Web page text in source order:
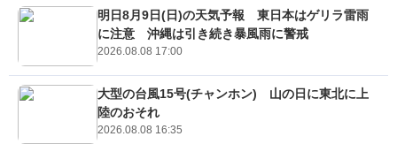
明日8月9日(日)の天気予報 東日本はゲリラ雷雨
に注意 沖縄は引き続き暴風雨に警戒
2026.08.08 17:00
大型の台風15号(チャンホン) 山の日に東北に上
陸のおそれ
2026.08.08 16:35